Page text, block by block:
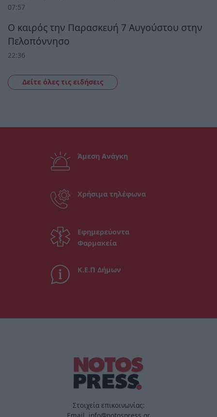
07:57
Ο καιρός την Παρασκευή 7 Αυγούστου στην
Πελοπόννησο
22:36
Δείτε όλες τις ειδήσεις
Άμεση Ανάγκη
Χρήσιμα τηλέφωνα
Εφημερεύοντα
Φαρμακεία
Κ.Ε.Π Δήμων
Στοιχεία επικοινωνίας: